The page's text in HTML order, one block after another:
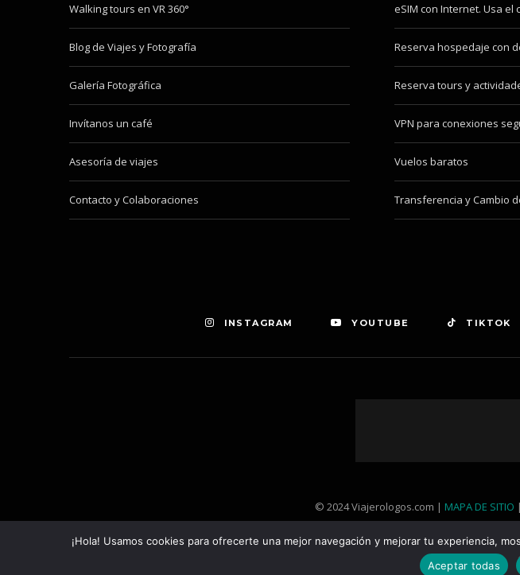
Walking tours en VR 360°
Blog de Viajes y Fotografía
Galería Fotográfica
Invítanos un café
Asesoría de viajes
Contacto y Colaboraciones
eSIM con Internet. Usa el
Reserva hospedaje con
Reserva tours y
VPN para conexiones
Vuelos baratos
Transferencia y Cambio
INSTAGRAM YOUTUBE TIKTOK
© 2024 Viajerologos.com | MAPA DE SITIO |
¡Hola! Usamos cookies para ofrecerte una mejor navegación y mejorar tu experiencia,
Aceptar todas